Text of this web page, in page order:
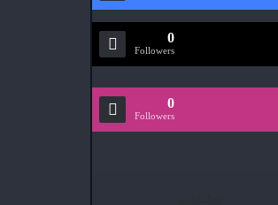
0
Followers
0
Followers